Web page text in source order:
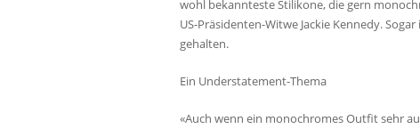
wohl bekannteste Stilikone, die gern
US-Präsidenten-Witwe Jackie Kennedy.
gehalten.
Ein Understatement-Thema
«Auch wenn ein monochromes Outfit sehr